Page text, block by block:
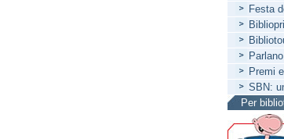
Festa
Premi
SBN:
Per